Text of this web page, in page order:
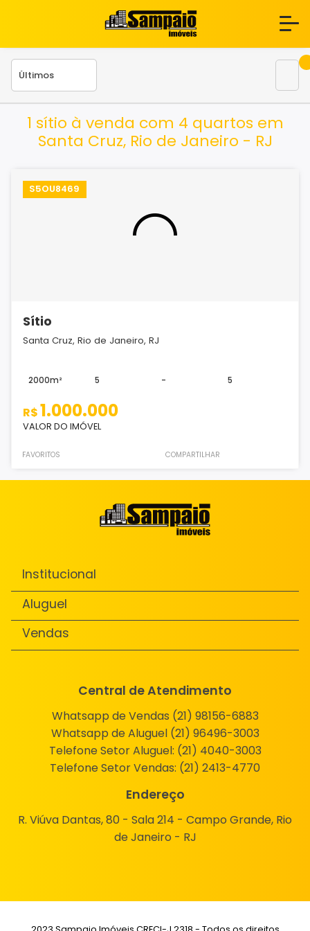
1 sítio à venda com 4 quartos em
Santa Cruz, Rio de Janeiro - RJ
S5OU8469
Sítio
Santa Cruz, Rio de Janeiro, RJ
2000m² 5 - 5
R$1.000.000
VALOR DO IMÓVEL
FAVORITOS COMPARTILHAR
Institucional
Aluguel
Vendas
Central de Atendimento
Whatsapp de Vendas (21) 98156-6883
Whatsapp de Aluguel (21) 96496-3003
Telefone Setor Aluguel: (21) 4040-3003
Telefone Setor Vendas: (21) 2413-4770
Endereço
R. Viúva Dantas, 80 - Sala 214 - Campo Grande, Rio
de Janeiro - RJ